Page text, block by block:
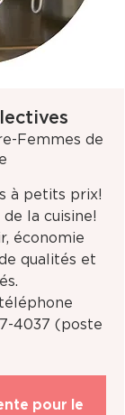
Femmes de
à petits prix!
la cuisine!
économie
qualités et
4037 (poste
pour le